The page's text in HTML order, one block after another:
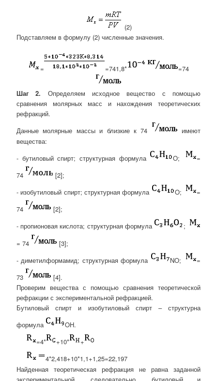
(2)
Подставляем в формулу (2) численные значения.
= =741,8* =74
Шаг 2. Определяем исходное вещество с помощью
сравнения молярных масс и нахождения теоретических
рефракций.
Данные молярные массы и близкие к 74
имеют
вещества:
- бутиловый спирт; структурная формула
O;
=
74
[2];
- изобутиловый спирт; структурная формула
O;
=
74
[2];
- пропионовая кислота; структурная формула
;
= 74
[3];
- диметилформамид; структурная формула
NO;
=
73
[4].
Проверим вещества с помощью сравнения теоретической
рефракции с экспериментальной рефракцией.
Бутиловый спирт и изобутиловый спирт – структурна
формула
OH.
=4*
+10*
+
4*2,418+10*1,1+1,25=22,197
Найденная теоретическая рефракция не равна заданной
экспериментальной, следовательно, бутиловый и